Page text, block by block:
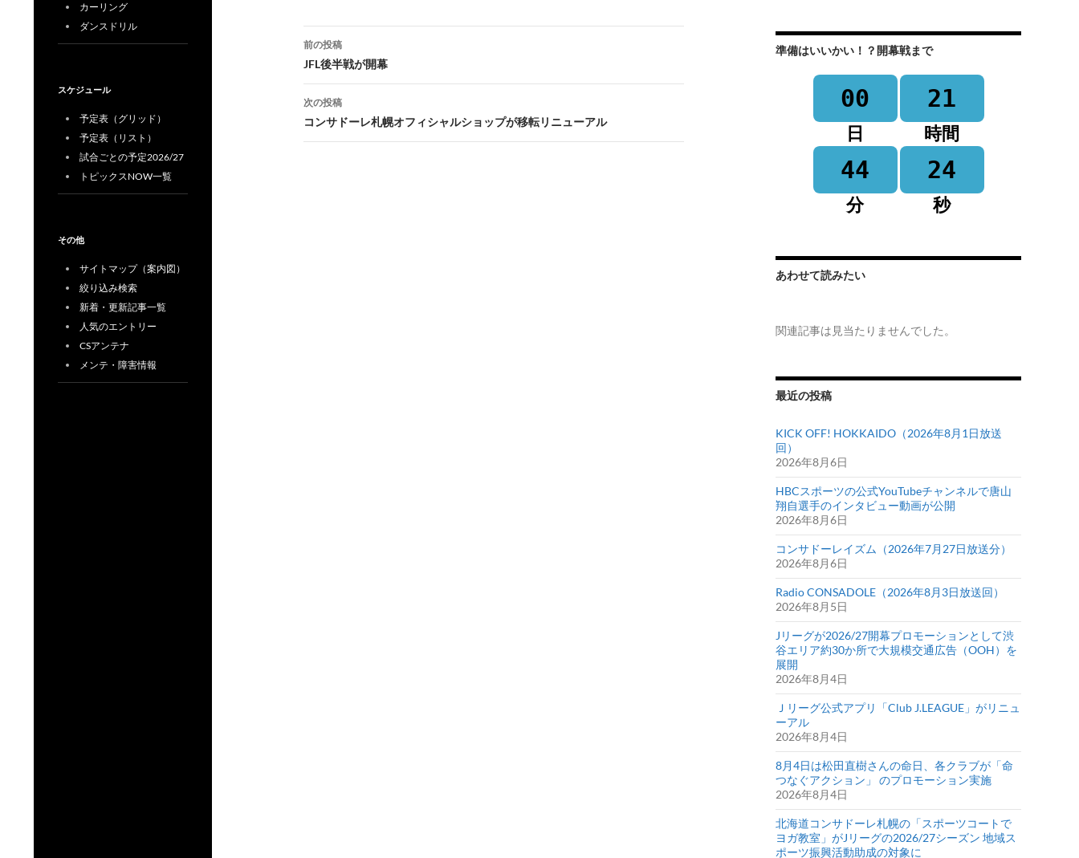
k
k
投
稿
ナ
ビ
ゲ
前の投稿
JFL後半戦が開幕
次の投稿
コンサドーレ札幌オフィシャルショップが移転リニューアル
準備はいいかい！？開幕戦まで
00
日
21
時間
44
分
24
秒
あわせて読みたい
関連記事は見当たりませんでした。
最近の投稿
KICK OFF! HOKKAIDO（2026年8月1日放送
回）
2026年8月6日
HBCスポーツの公式YouTubeチャンネルで唐山
翔自選手のインタビュー動画が公開
2026年8月6日
コンサドーレイズム（2026年7月27日放送分）
2026年8月6日
Radio CONSADOLE（2026年8月3日放送回）
2026年8月5日
Jリーグが2026/27開幕プロモーションとして渋
谷エリア約30か所で大規模交通広告（OOH）を
展開
2026年8月4日
Ｊリーグ公式アプリ「Club J.LEAGUE」がリニュ
ーアル
2026年8月4日
8月4日は松田直樹さんの命日、各クラブが「命
つなぐアクション」 のプロモーション実施
2026年8月4日
北海道コンサドーレ札幌の「スポーツコートで
ヨガ教室」がJリーグの2026/27シーズン 地域ス
ポーツ振興活動助成の対象に
カーリング
ダンスドリル
スケジュール
予定表（グリッド）
予定表（リスト）
試合ごとの予定2026/27
トピックスNOW一覧
その他
サイトマップ（案内図）
絞り込み検索
新着・更新記事一覧
人気のエントリー
CSアンテナ
メンテ・障害情報